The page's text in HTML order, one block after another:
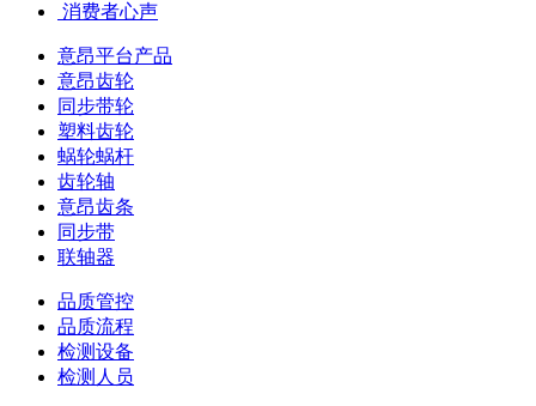
​ 消费者心声
意昂平台产品
意昂齿轮
同步带轮
塑料齿轮
蜗轮蜗杆
齿轮轴
意昂齿条
同步带
联轴器
品质管控
品质流程
检测设备
检测人员